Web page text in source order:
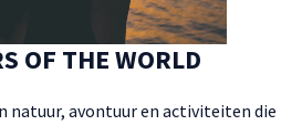
OF THE WORLD
natuur, avontuur en activiteiten die